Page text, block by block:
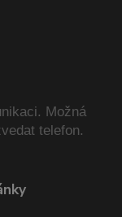
Možná
telefon.